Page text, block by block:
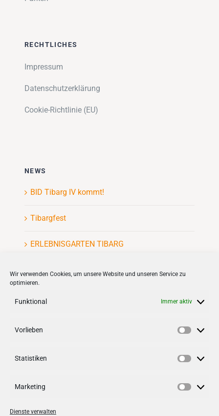
Wir verwenden Cookies, um unsere Website und unseren Service zu
optimieren.
Funktional Immer aktiv
Vorlieben
Statistiken
Marketing
Dienste verwalten
RECHTLICHES
Impressum
Datenschutzerklärung
Cookie-Richtlinie (EU)
NEWS
BID Tibarg IV kommt!
Tibargfest
ERLEBNISGARTEN TIBARG
Kinderflohmarkt
Follow us on